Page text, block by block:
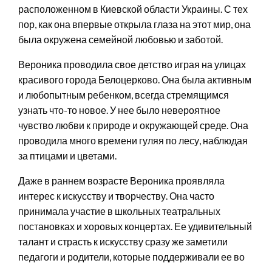
расположенном в Киевской области Украины. С тех
пор, как она впервые открыла глаза на этот мир, она
была окружена семейной любовью и заботой.
Вероника проводила свое детство играя на улицах
красивого города Белоцерково. Она была активным
и любопытным ребенком, всегда стремящимся
узнать что-то новое. У нее было невероятное
чувство любви к природе и окружающей среде. Она
проводила много времени гуляя по лесу, наблюдая
за птицами и цветами.
Даже в раннем возрасте Вероника проявляла
интерес к искусству и творчеству. Она часто
принимала участие в школьных театральных
постановках и хоровых концертах. Ее удивительный
талант и страсть к искусству сразу же заметили
педагоги и родители, которые поддерживали ее во